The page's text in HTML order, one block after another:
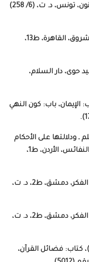
[3]. التحرير والتنوير, ابن عاشور، دار سحنون، تونس، د. ت، (6/ 258)
[4]. في ظلال القرآن, سيد قطب، دار الشروق، القاهرة، ط13،
حوى، دار السلام،
باب: كون النهي
ـ ودلالتها على الأحكام
الشرعية, د. محمد سليمان الأشقر، دار النفائس، الأردن، ط1،
[8]. تفسير المنار, محمد رشيد رضا، دار الفكر، دمشق، ط2، د. ت،
[9]. تفسير المنار, محمد رشيد رضا، دار الفكر، دمشق، ط2، د. ت،
كتاب: فضائل القرآن،